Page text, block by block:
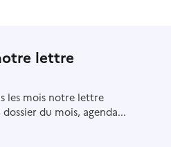
lettre
les mois notre lettre
du mois, agenda...